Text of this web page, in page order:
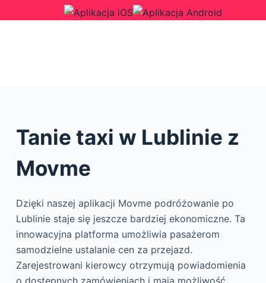
Tanie taxi w Lublinie z
Movme
Dzięki naszej aplikacji Movme podróżowanie po
Lublinie staje się jeszcze bardziej ekonomiczne. Ta
innowacyjna platforma umożliwia pasażerom
samodzielne ustalanie cen za przejazd.
Zarejestrowani kierowcy otrzymują powiadomienia